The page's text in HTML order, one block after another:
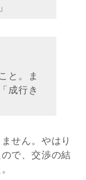
と。ま
成行き
せん。やはり
で、交渉の結